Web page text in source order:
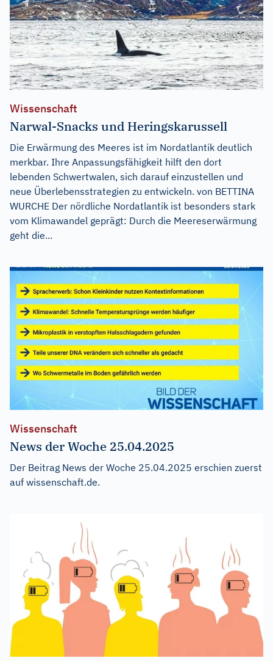
Wissenschaft
Narwal-Snacks und Heringskarussell
Die Erwärmung des Meeres ist im Nordatlantik deutlich
merkbar. Ihre Anpassungsfähigkeit hilft den dort
lebenden Schwertwalen, sich darauf einzustellen und
neue Überlebensstrategien zu entwickeln. von BETTINA
WURCHE Der nördliche Nordatlantik ist besonders stark
vom Klimawandel geprägt: Durch die Meereserwärmung
geht die...
Wissenschaft
News der Woche 25.04.2025
Der Beitrag News der Woche 25.04.2025 erschien zuerst
auf wissenschaft.de.